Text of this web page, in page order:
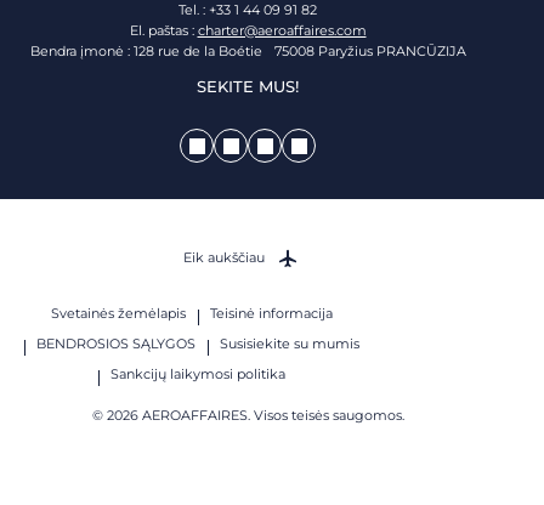
Tel. : +33 1 44 09 91 82
El. paštas : charter@aeroaffaires.com
Bendra įmonė : 128 rue de la Boétie 75008 Paryžius PRANCŪZIJA
SEKITE MUS!
Svetainės žemėlapis
Teisinė informacija
BENDROSIOS SĄLYGOS
Susisiekite su mumis
Sankcijų laikymosi politika
© 2026 AEROAFFAIRES. Visos teisės saugomos.
Eik aukščiau